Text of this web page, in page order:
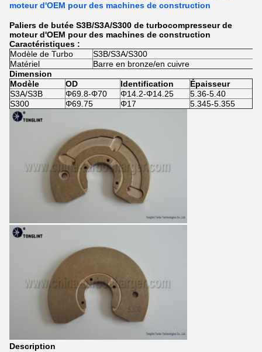
moteur d'OEM pour des machines de construction
Paliers de butée S3B/S3A/S300 de turbocompresseur de
moteur d'OEM pour des machines de construction
Caractéristiques :
Modèle de Turbo
S3B/S3A/S300
Matériel
Barre en bronze/en cuivre
Dimension
Modèle
OD Identification
Épaisseur
S3A/S3B
Φ69.8-Φ70 Φ14.2-Φ14.25
5.36-5.40
S300
Φ69.75 Φ17 5.345-5.355
Description